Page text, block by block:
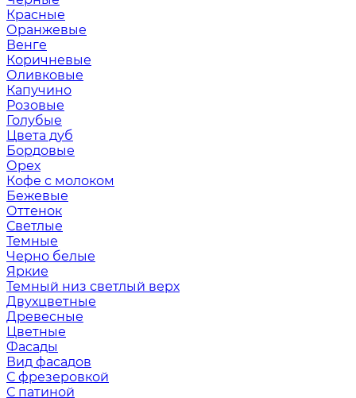
Красные
Оранжевые
Венге
Коричневые
Оливковые
Капучино
Розовые
Голубые
Цвета дуб
Бордовые
Орех
Кофе с молоком
Бежевые
Оттенок
Светлые
Темные
Черно белые
Яркие
Темный низ светлый верх
Двухцветные
Древесные
Цветные
Фасады
Вид фасадов
С фрезеровкой
С патиной